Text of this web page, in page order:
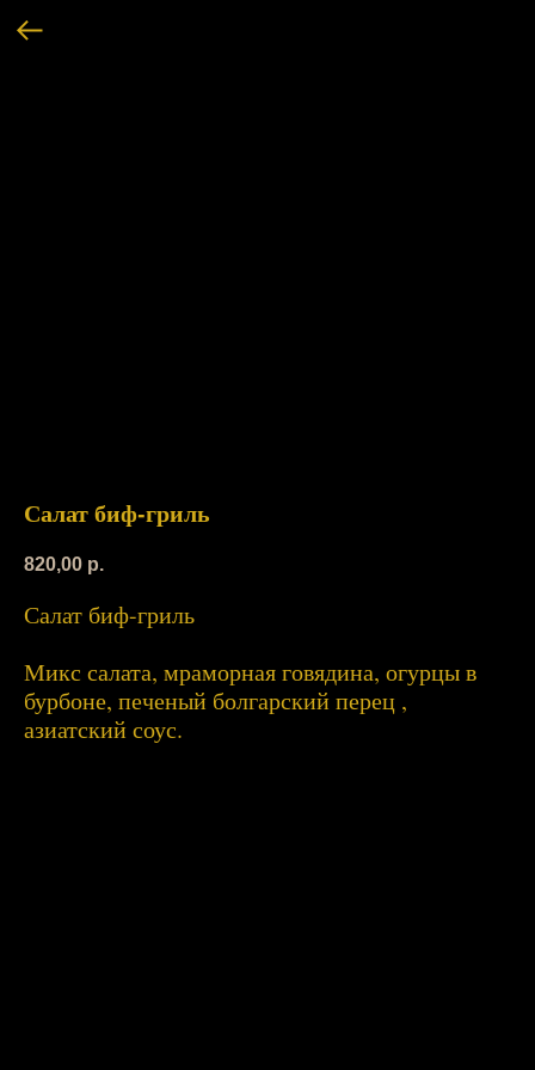
Салат биф-гриль
820,00 р.
Салат биф-гриль
Микс салата, мраморная говядина, огурцы в
бурбоне, печеный болгарский перец ,
азиатский соус.